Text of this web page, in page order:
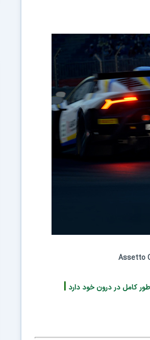
Assetto
|